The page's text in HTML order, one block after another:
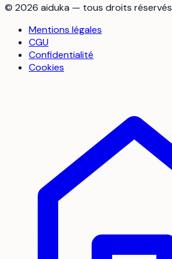
© 2026 aiduka — tous droits réservés
Mentions légales
CGU
Confidentialité
Cookies